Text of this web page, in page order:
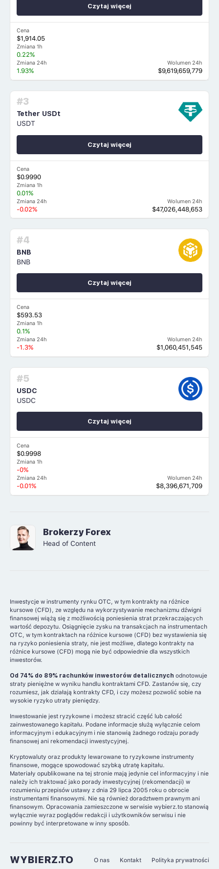
Cena
$1,914.05
Zmiana 1h
0.22%
Zmiana 24h
1.93%
Wolumen 24h
$9,619,659,779
Czytaj więcej
#3
Tether USDt
USDT
Cena
$0.9990
Zmiana 1h
0.01%
Zmiana 24h
-0.02%
Wolumen 24h
$47,026,448,653
Czytaj więcej
#4
BNB
BNB
Cena
$593.53
Zmiana 1h
0.1%
Zmiana 24h
-1.3%
Wolumen 24h
$1,060,451,545
Czytaj więcej
#5
USDC
USDC
Cena
$0.9998
Zmiana 1h
-0%
Zmiana 24h
-0.01%
Wolumen 24h
$8,396,671,709
Czytaj więcej
Brokerzy Forex
Head of Content
Inwestycje w instrumenty rynku OTC, w tym kontrakty na różnice
kursowe (CFD), ze względu na wykorzystywanie mechanizmu dźwigni
finansowej wiążą się z możliwością poniesienia strat przekraczających
wartość depozytu. Osiągnięcie zysku na transakcjach na instrumentach
OTC, w tym kontraktach na różnice kursowe (CFD) bez wystawienia się
na ryzyko poniesienia straty, nie jest możliwe, dlatego kontrakty na
różnice kursowe (CFD) mogą nie być odpowiednie dla wszystkich
inwestorów.
Od 74% do 89% rachunków inwestorów detalicznych odnotowuje
straty pieniężne w wyniku handlu kontraktami CFD. Zastanów się, czy
rozumiesz, jak działają kontrakty CFD, i czy możesz pozwolić sobie na
wysokie ryzyko utraty pieniędzy.
Inwestowanie jest ryzykowne i możesz stracić część lub całość
zainwestowanego kapitału. Podane informacje służą wyłącznie celom
informacyjnym i edukacyjnym i nie stanowią żadnego rodzaju porady
finansowej ani rekomendacji inwestycyjnej.
Kryptowaluty oraz produkty lewarowane to ryzykowne instrumenty
finansowe, mogące spowodować szybką utratę kapitału.
Materiały opublikowane na tej stronie mają jedynie cel informacyjny i nie
należy ich traktować jako porady inwestycyjnej (rekomendacji) w
rozumieniu przepisów ustawy z dnia 29 lipca 2005 roku o obrocie
instrumentami finansowymi. Nie są również doradztwem prawnym ani
finansowym. Opracowania zamieszczone w serwisie wybierz.to stanowią
wyłącznie wyraz poglądów redakcji i użytkowników serwisu i nie
powinny być interpretowane w inny sposób.
WYBIERZ.TO O nas Kontakt Polityka prywatności